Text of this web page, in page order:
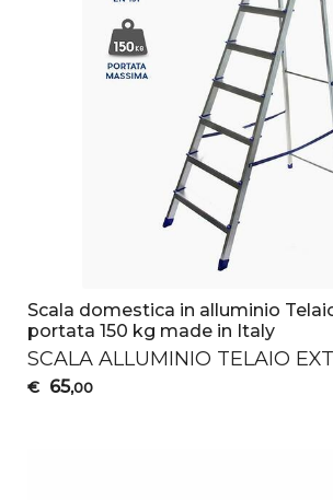
Scala domestica in alluminio
portata 150 kg made in Italy
SCALA ALLUMINIO TELAIO
€ 65,00